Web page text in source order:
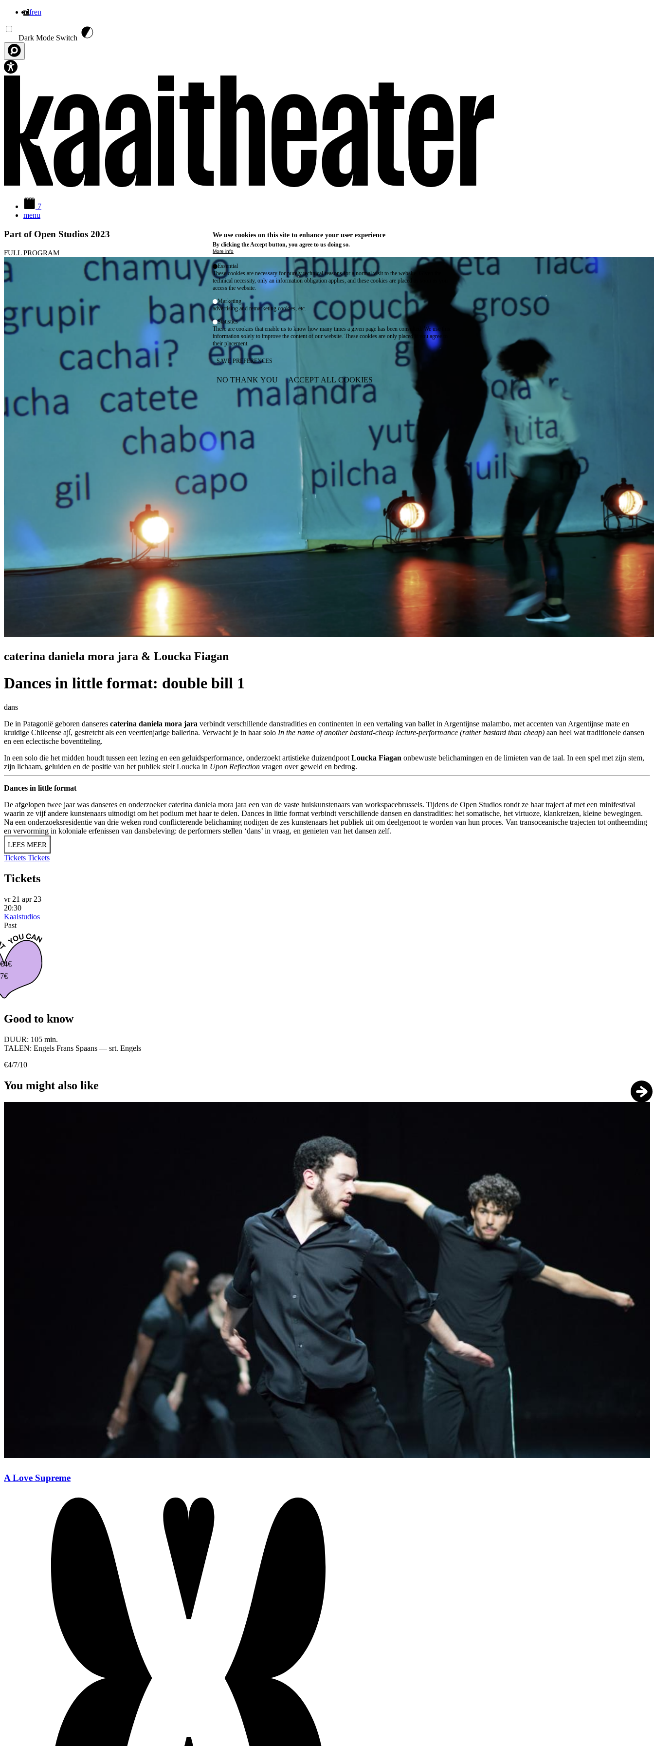
nlfren
Dark Mode Switch
7
menu
Part of Open Studios 2023
FULL PROGRAM
caterina daniela mora jara & Loucka Fiagan
Dances in little format: double bill 1
dans
De in Patagonië geboren danseres caterina daniela mora jara verbindt verschillende danstradities en continenten in een vertaling van ballet in Argentijnse malambo, met accenten van Argentijnse mate en
kruidige Chileense ají, gestretcht als een veertienjarige ballerina. Verwacht je in haar solo In the name of another bastard-cheap lecture-performance (rather bastard than cheap) aan heel wat traditionele dansen
en een eclectische boventiteling.
In een solo die het midden houdt tussen een lezing en een geluidsperformance, onderzoekt artistieke duizendpoot Loucka Fiagan onbewuste belichamingen en de limieten van de taal. In een spel met zijn stem,
zijn lichaam, geluiden en de positie van het publiek stelt Loucka in Upon Reflection vragen over geweld en bedrog.
Dances in little format
De afgelopen twee jaar was danseres en onderzoeker caterina daniela mora jara een van de vaste huiskunstenaars van workspacebrussels. Tijdens de Open Studios rondt ze haar traject af met een minifestival
waarin ze vijf andere kunstenaars uitnodigt om het podium met haar te delen. Dances in little format verbindt verschillende dansen en danstradities: het somatische, het virtuoze, klankreizen, kleine bewegingen.
Na een onderzoeksresidentie van drie weken rond conflicterende belichaming nodigen de zes kunstenaars het publiek uit om deelgenoot te worden van hun proces. Van transoceanische trajecten tot ontheemding
en vervorming in koloniale erfenissen van dansbeleving: de performers stellen ‘dans’ in vraag, en genieten van het dansen zelf.
LEES MEER
Tickets Tickets
Tickets
vr 21 apr 23
20:30
Kaaistudios
Past
4€
7€
Good to know
DUUR: 105 min.
TALEN: Engels Frans Spaans — srt. Engels
€4/7/10
You might also like
A Love Supreme
We use cookies on this site to enhance your user experience
By clicking the Accept button, you agree to us doing so.
More info
Essential
These cookies are necessary for purely technical reasons for a normal visit to the website. Given the
technical necessity, only an information obligation applies, and these cookies are placed as soon as you
access the website.
Marketing
advertising and remarketing cookies, etc.
Statistics
These are cookies that enable us to know how many times a given page has been consulted. We use this
information solely to improve the content of our website. These cookies are only placed if you agree to
their placement.
SAVE PREFERENCES
NO THANK YOU ACCEPT ALL COOKIES
WITHDRAW CONSENT